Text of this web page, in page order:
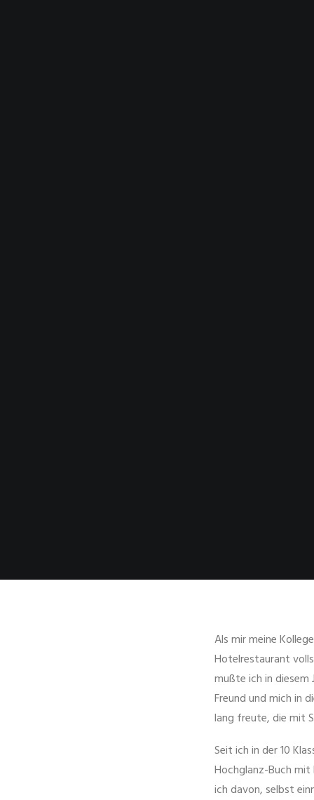
Als mir meine
Hotelrestaurant
mußte ich in diesem
Freund und mich in
lang freute, die mit
Seit ich in der 10
Hochglanz-Buch
ich davon, selbst